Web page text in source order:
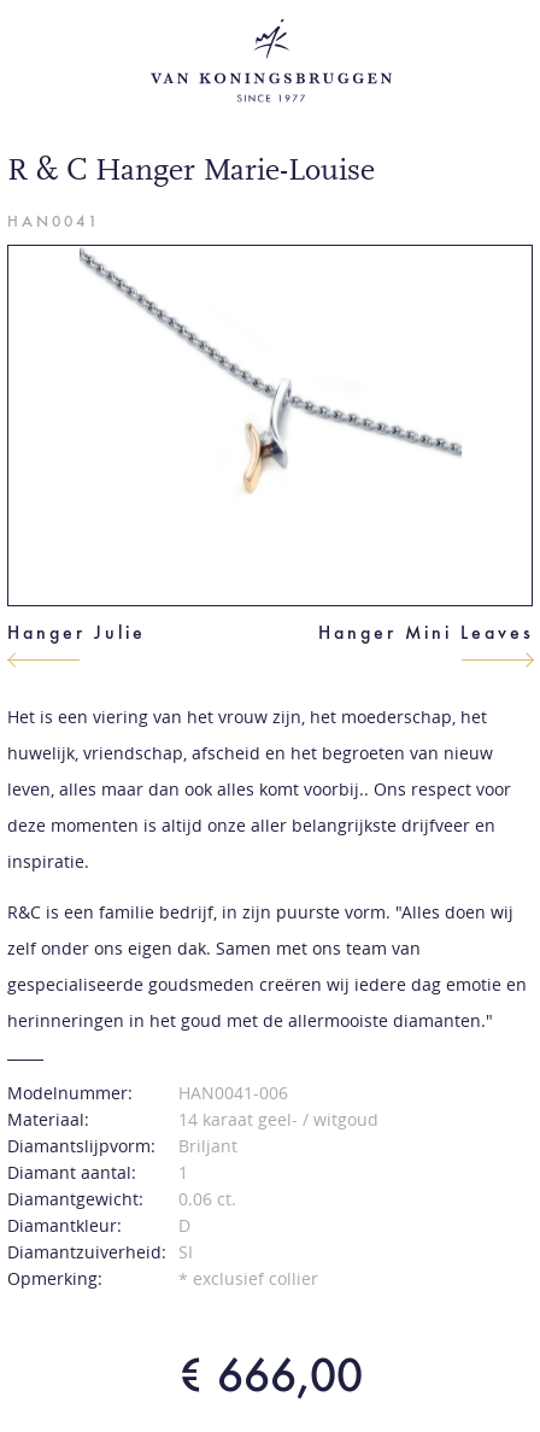
R & C Hanger Marie-Louise
HAN0041
Hanger Julie Hanger Mini Leaves
Het is een viering van het vrouw zijn, het moederschap, het
huwelijk, vriendschap, afscheid en het begroeten van nieuw
leven, alles maar dan ook alles komt voorbij.. Ons respect voor
deze momenten is altijd onze aller belangrijkste drijfveer en
inspiratie.
R&C is een familie bedrijf, in zijn puurste vorm. "Alles doen wij
zelf onder ons eigen dak. Samen met ons team van
gespecialiseerde goudsmeden creëren wij iedere dag emotie en
herinneringen in het goud met de allermooiste diamanten."
Modelnummer:
HAN0041-006
Materiaal:
14 karaat geel- / witgoud
Diamantslijpvorm:
Briljant
Diamant aantal:
1
Diamantgewicht:
0.06 ct.
Diamantkleur:
D
Diamantzuiverheid:
SI
Opmerking:
* exclusief collier
€ 666,00